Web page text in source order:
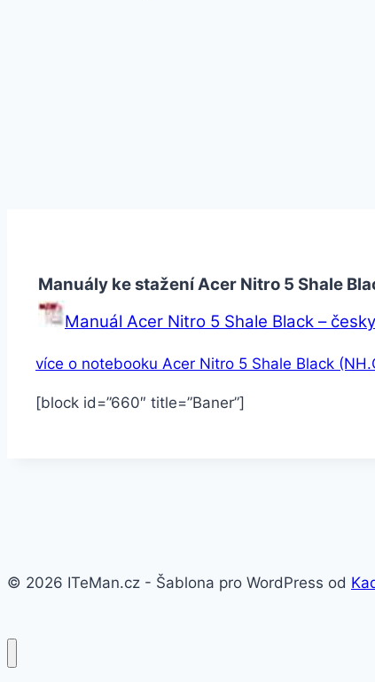
Manuály ke stažení Acer Nitro 5 Shale
Manuál Acer Nitro 5 Shale Black –
více o notebooku Acer Nitro 5 Shale Black
[block id=”660″ title=”Baner”]
© 2026 ITeMan.cz - Šablona pro WordPress od